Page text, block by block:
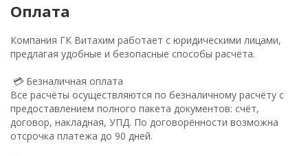
Оплата
Компания ГК Витахим работает с юридическими лицами,
предлагая удобные и безопасные способы расчёта.
💳 Безналичная оплата
Все расчёты осуществляются по безналичному расчёту с
предоставлением полного пакета документов: счёт,
договор, накладная, УПД. По договорённости возможна
отсрочка платежа до 90 дней.